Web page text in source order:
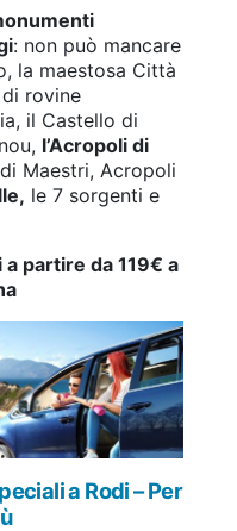
: non può mancare
la maestosa Città
rovine
il Castello di
l’Acropoli di
Maestri, Acropoli
le 7 sorgenti e
partire da 119€ a
a Rodi – Per